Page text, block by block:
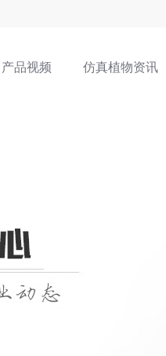
产品视频 仿真植物资讯